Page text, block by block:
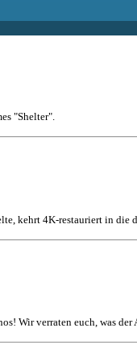
"Shelter".
kehrt 4K-restauriert in
Wir verraten euch, was